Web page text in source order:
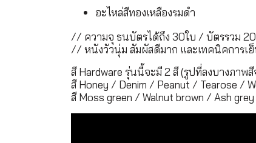
อะไหล่สีทองเหลืองรมดำ
// ความจุ ธนบัตรได้ถึง 30ใบ / บัตรรวม
// หนังวัวนุ่ม สัมผัสดีมาก และเทคนิคการเ
สี Hardware รุ่นนี้จะมี 2 สี (รูปที่ลงบางภาพ
สี Honey / Denim / Peanut / Tearose /
สี Moss green / Walnut brown / Ash